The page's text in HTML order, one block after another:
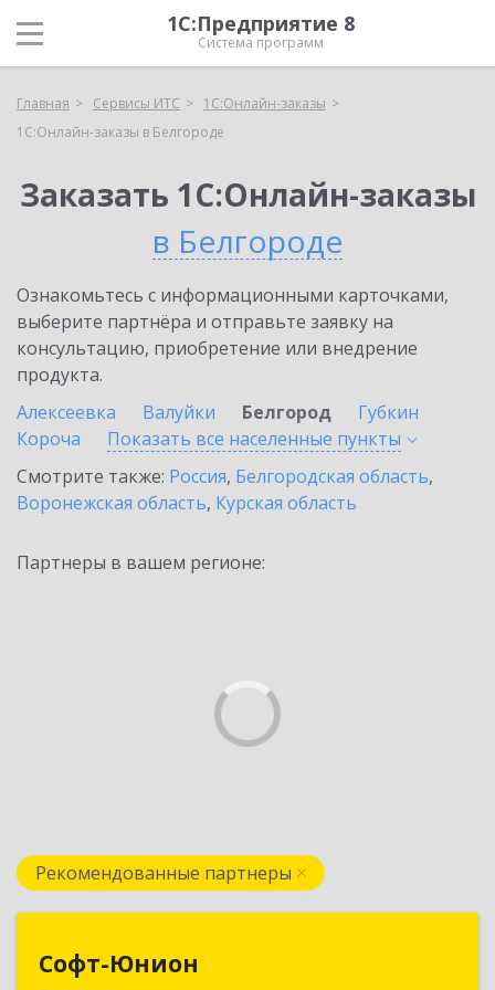
1С:Предприятие 8
Система программ
Главная Сервисы ИТС
1С:Онлайн-заказы
1С:Онлайн-заказы в Белгороде
Заказать 1С:Онлайн-заказы
в Белгороде
Ознакомьтесь с информационными карточками,
выберите партнёра и отправьте заявку на
консультацию, приобретение или внедрение
продукта.
Алексеевка
Валуйки Белгород
Губкин
Короча
Показать все населенные пункты
Смотрите также: Россия, Белгородская область,
Воронежская область, Курская область
Партнеры в вашем регионе:
Рекомендованные партнеры
Софт-Юнион